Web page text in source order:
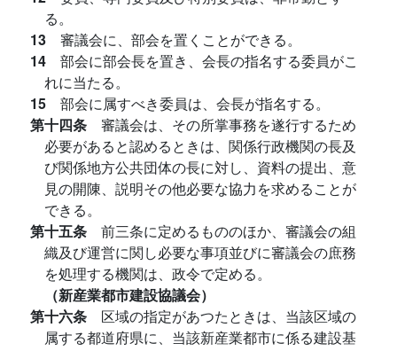
る。
13 審議会に、部会を置くことができる。
14 部会に部会長を置き、会長の指名する委員がこ
れに当たる。
15 部会に属すべき委員は、会長が指名する。
第十四条 審議会は、その所掌事務を遂行するため
必要があると認めるときは、関係行政機関の長及
び関係地方公共団体の長に対し、資料の提出、意
見の開陳、説明その他必要な協力を求めることが
できる。
第十五条 前三条に定めるもののほか、審議会の組
織及び運営に関し必要な事項並びに審議会の庶務
を処理する機関は、政令で定める。
（新産業都市建設協議会）
第十六条 区域の指定があつたときは、当該区域の
属する都道府県に、当該新産業都市に係る建設基